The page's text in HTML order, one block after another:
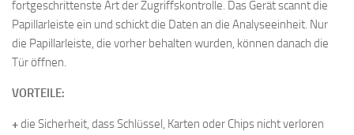
fortgeschrittenste Art der Zugriffskontrolle. Das Gerät scannt die
Papillarleiste ein und schickt die Daten an die Analyseeinheit. Nur
die Papillarleiste, die vorher behalten wurden, können danach die
Tür öffnen.
VORTEILE:
+die Sicherheit, dass Schlüssel, Karten oder Chips nicht verloren